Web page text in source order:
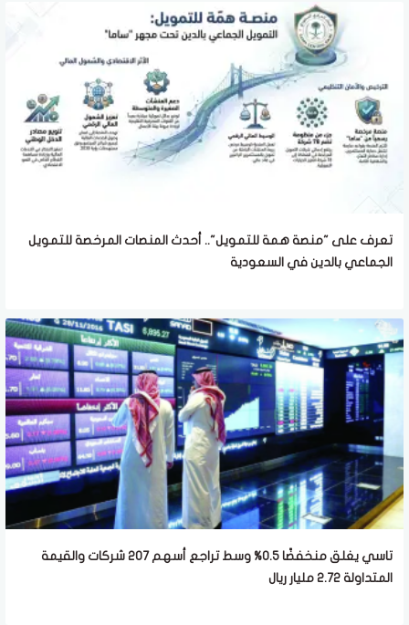
تعرف على "منصة همة للتمويل".. أحدث المنصات المرخصة للتمويل
الجماعي بالدين في السعودية
تاسي يغلق منخفضًا 0.5% وسط تراجع أسهم 207 شركات والقيمة
المتداولة 2.72 مليار ريال